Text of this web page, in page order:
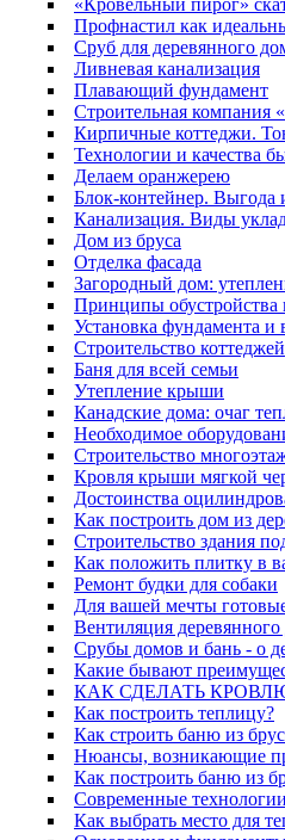
Профнастил как
Сруб для деревянного
Ливневая канализация
Плавающий фундамент
Строительная компания
Кирпичные коттеджи.
Технологии и качества
Делаем оранжерею
Блок-контейнер. Выгода
Канализация. Виды
Дом из бруса
Отделка фасада
Загородный дом:
Принципы обустройства
Установка фундамента
Строительство коттеджей
Баня для всей семьи
Утепление крыши
Канадские дома: очаг
Необходимое
Строительство
Кровля крыши мягкой
Достоинства
Как построить дом из
Строительство здания
Как положить плитку в
Ремонт будки для собаки
Для вашей мечты
Вентиляция деревянного
Срубы домов и бань - о
Какие бывают
КАК СДЕЛАТЬ
Как построить теплицу?
Как строить баню из
Нюансы, возникающие
Как построить баню из
Современные
Как выбрать место для